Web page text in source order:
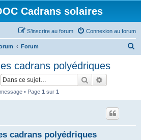
Cadrans solaires
Connexion au forum
S’inscrire au forum
Forum
cadrans polyédriques
Rechercher
• Page 1 sur 1
cadrans polyédriques